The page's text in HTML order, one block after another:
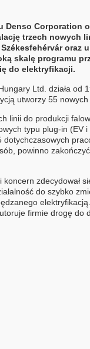
Denso Corporation
trzech nowych
oraz
skalę programu
do elektryfikacji.
Ltd. działa od
utworzy 55 nowych
linii do produkcji
typu plug-in (EV
dotychczasowych
powinno
koncern zdecydował
do szybko
firmie drogę do